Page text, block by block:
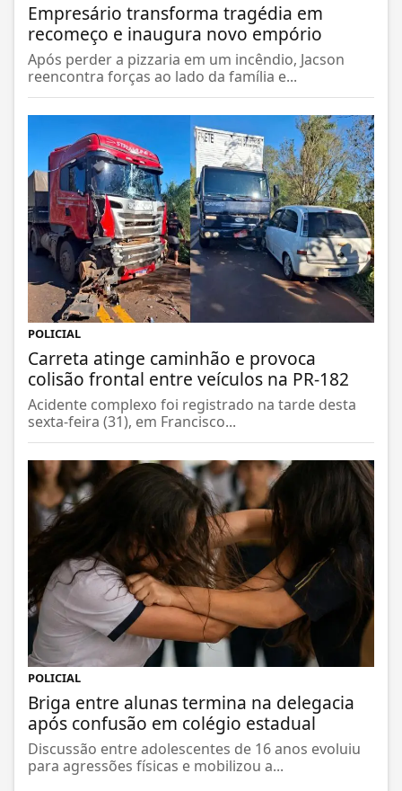
Empresário transforma tragédia em
recomeço e inaugura novo empório
Após perder a pizzaria em um incêndio, Jacson
reencontra forças ao lado da família e...
POLICIAL
Carreta atinge caminhão e provoca
colisão frontal entre veículos na PR-182
Acidente complexo foi registrado na tarde desta
sexta-feira (31), em Francisco...
POLICIAL
Briga entre alunas termina na delegacia
após confusão em colégio estadual
Discussão entre adolescentes de 16 anos evoluiu
para agressões físicas e mobilizou a...